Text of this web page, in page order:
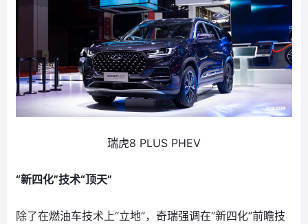
瑞虎8 PLUS PHEV
“新四化”技术“顶天”
除了在燃油车技术上“立地”，奇瑞强调在“新四化”前瞻技